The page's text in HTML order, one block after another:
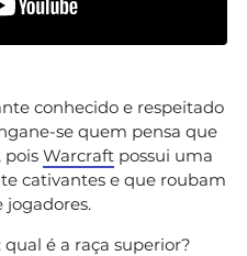
conhecido e respeitado
se quem pensa que
, pois Warcraft possui uma
cativantes e que roubam
jogadores.
é a raça superior?